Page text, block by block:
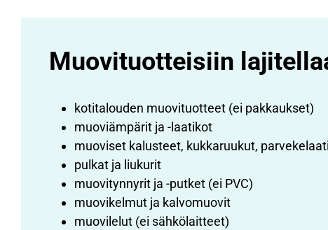
Muovituotteisiin
kotitalouden muovituotteet (ei pakkaukset)
muoviämpärit ja -laatikot
muoviset kalusteet, kukkaruukut,
pulkat ja liukurit
muovitynnyrit ja -putket (ei PVC)
muovikelmut ja kalvomuovit
muovilelut (ei sähkölaitteet)